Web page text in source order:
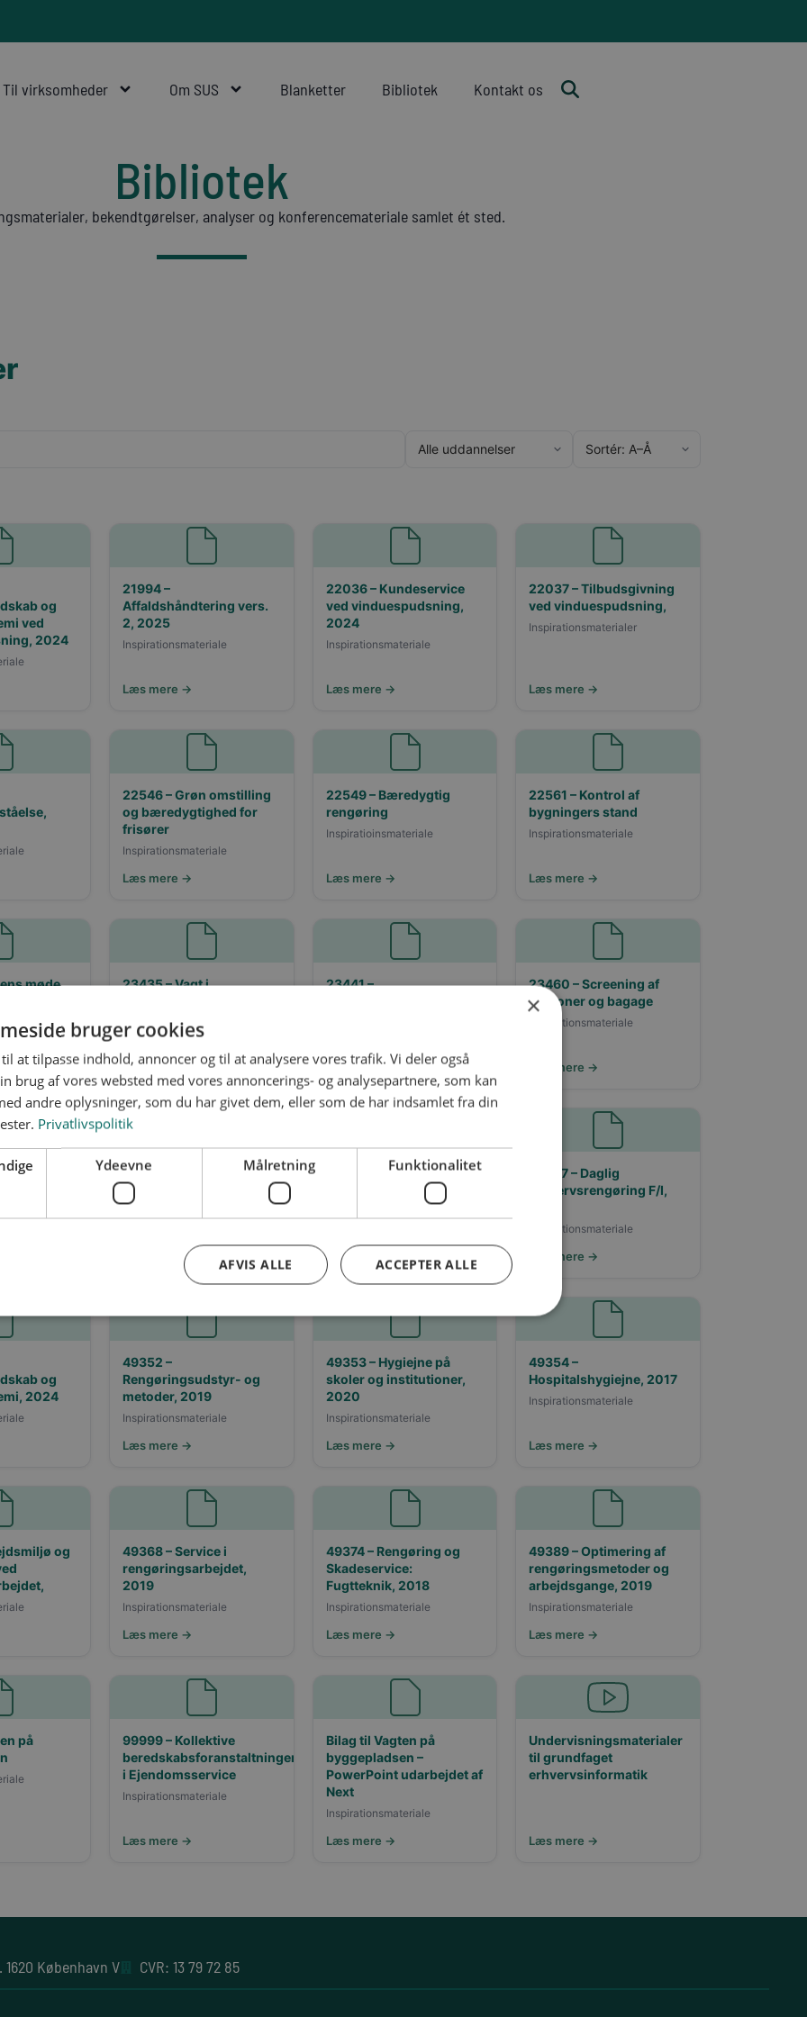
Til virksomheder Om SUS Blanketter Bibliotek Kontakt os
Bibliotek
bekendtgørelser, analyser og konferencemateriale samlet ét sted.
og
ved
2024
21994 –
Affaldshåndtering vers.
2, 2025
Inspirationsmateriale
Læs mere →
22036 – Kundeservice
ved vinduespudsning,
2024
Inspirationsmateriale
Læs mere →
22037 – Tilbudsgivning
ved vinduespudsning,
Inspirationsmaterialer
Læs mere →
22546 – Grøn omstilling
og bæredygtighed for
frisører
Inspirationsmateriale
Læs mere →
22549 – Bæredygtig
rengøring
Inspiratioinsmateriale
Læs mere →
22561 – Kontrol af
bygningers stand
Inspirationsmateriale
Læs mere →
møde
23435 – Vagt i
Inspirationsmateriale
Læs mere →
23441 –
Læs mere →
23460 – Screening af
personer og bagage
Inspirationsmateriale
Læs mere →
–
49285 – Ergonomi ved
vinduespudsning, 2024
Læs mere →
49326 – Daglig
erhvervsrengøring, 2012
Læs mere →
49347 – Daglig
erhvervsrengøring F/I,
Inspirationsmateriale
Læs mere →
og
2024
49352 –
Rengøringsudstyr- og
metoder, 2019
Inspirationsmateriale
Læs mere →
49353 – Hygiejne på
skoler og institutioner,
2020
Inspirationsmateriale
Læs mere →
49354 –
Hospitalshygiejne, 2017
Inspirationsmateriale
Læs mere →
og
49368 – Service i
rengøringsarbejdet,
2019
Inspirationsmateriale
Læs mere →
49374 – Rengøring og
Skadeservice:
Fugtteknik, 2018
Inspirationsmateriale
Læs mere →
49389 – Optimering af
rengøringsmetoder og
arbejdsgange, 2019
Inspirationsmateriale
Læs mere →
på
99999 – Kollektive
beredskabsforanstaltninger
i Ejendomsservice
Inspirationsmateriale
Læs mere →
Bilag til Vagten på
byggepladsen –
PowerPoint udarbejdet af
Next
Inspirationsmateriale
Læs mere →
Undervisningsmaterialer
til grundfaget
erhvervsinformatik
Læs mere →
København V CVR: 13 79 72 85
×
bruger cookies
at tilpasse indhold, annoncer og til at analysere vores trafik. Vi deler også
brug af vores websted med vores annoncerings- og analysepartnere, som kan
andre oplysninger, som du har givet dem, eller som de har indsamlet fra din
Privatlivspolitik
Ydeevne Målretning Funktionalitet
ACCEPTER ALLE
AFVIS ALLE